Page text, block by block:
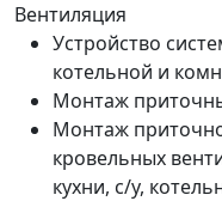
Вентиляция
Устройство
котельной и
Монтаж
Монтаж
кровельных
кухни, с/у,